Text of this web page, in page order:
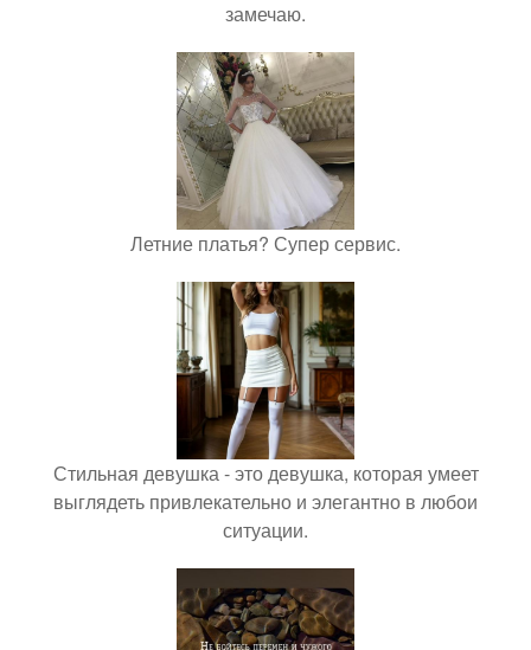
замечаю.
Летние платья? Супер сервис.
Стильная девушка - это девушка, которая умеет
выглядеть привлекательно и элегантно в любои
ситуации.